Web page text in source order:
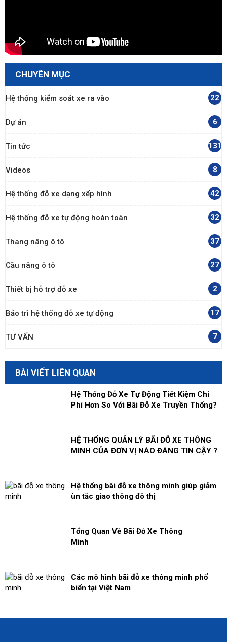
CHUYÊN MỤC
Hệ thống kiểm soát xe ra vào 22
Dự án 6
Tin tức 131
Videos 8
Hệ thống đỗ xe dạng xếp hình 42
Hệ thống đỗ xe tự động hoàn toàn 32
Thang nâng ô tô 37
Cầu nâng ô tô 27
Thiết bị hỗ trợ đỗ xe 2
Bảo trì hệ thống đỗ xe tự động 17
TƯ VẤN 7
BÀI VIẾT LIÊN QUAN
Hệ Thống Đỗ Xe Tự Động Tiết Kiệm Chi
Phí Hơn So Với Bãi Đỗ Xe Truyền Thống?
HỆ THỐNG QUẢN LÝ BÃI ĐỖ XE THÔNG
MINH CỦA ĐƠN VỊ NÀO ĐÁNG TIN CẬY ?
Hệ thống bãi đỗ xe thông minh giúp giảm
ùn tắc giao thông đô thị
Tổng Quan Về Bãi Đỗ Xe Thông
Minh
Các mô hình bãi đỗ xe thông minh phổ
biến tại Việt Nam